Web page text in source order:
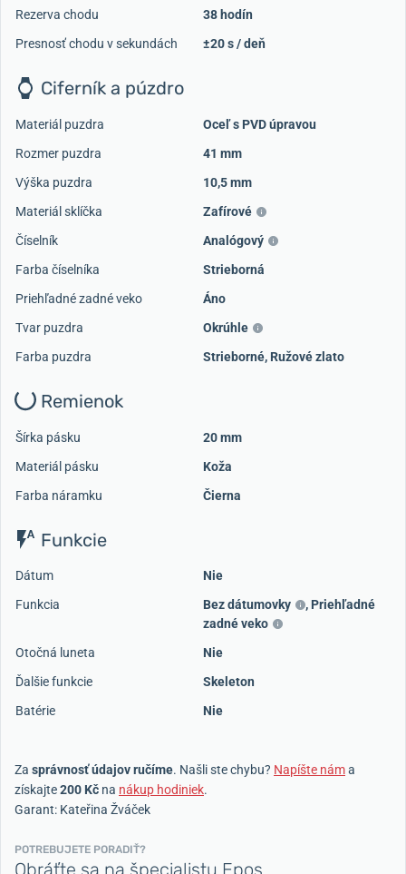
Rezerva chodu
38 hodín
Presnosť chodu v sekundách
±20 s / deň
Ciferník a púzdro
Materiál puzdra
Oceľ s PVD úpravou
Rozmer puzdra
41 mm
Výška puzdra
10,5 mm
Materiál sklíčka
Zafírové
Číselník
Analógový
Farba číselníka
Strieborná
Priehľadné zadné veko
Áno
Tvar puzdra
Okrúhle
Farba puzdra
Strieborné, Ružové zlato
Remienok
Šírka pásku
20 mm
Materiál pásku
Koža
Farba náramku
Čierna
Funkcie
Dátum
Nie
Funkcia
Bez dátumovky , Priehľadné
zadné veko
Otočná luneta
Nie
Ďalšie funkcie
Skeleton
Batérie
Nie
Za správnosť údajov ručíme. Našli ste chybu? Napíšte náma
získajte200 Kč na nákup hodiniek.
Garant: Kateřina Žváček
POTREBUJETE PORADIŤ?